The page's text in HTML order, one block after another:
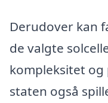
Derudover kan
de valgte
kompleksitet
staten også